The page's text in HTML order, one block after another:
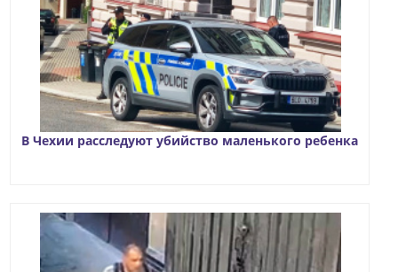
В Чехии расследуют убийство маленького ребенка